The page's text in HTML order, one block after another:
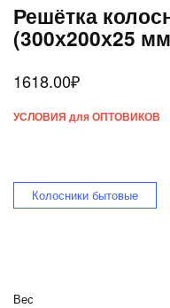
Решётка
(300х200х25
1618.00₽
УСЛОВИЯ для ОПТОВИКОВ
Колосники бытовые
Вес